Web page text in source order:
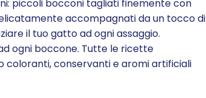
piccoli bocconi tagliati finemente con
accompagnati da un tocco di
il tuo gatto ad ogni assaggio.​
ogni boccone. Tutte le ricette
coloranti, conservanti e aromi artificiali